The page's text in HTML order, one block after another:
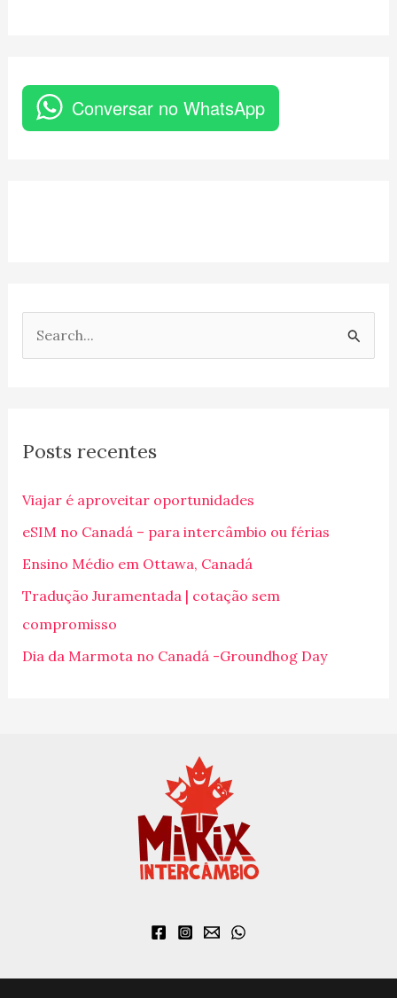
Conversar no WhatsApp
u
s
a
r
p
o
r
Posts recentes
Viajar é aproveitar oportunidades
eSIM no Canadá – para intercâmbio ou férias
Ensino Médio em Ottawa, Canadá
Tradução Juramentada | cotação sem
compromisso
Dia da Marmota no Canadá -Groundhog Day